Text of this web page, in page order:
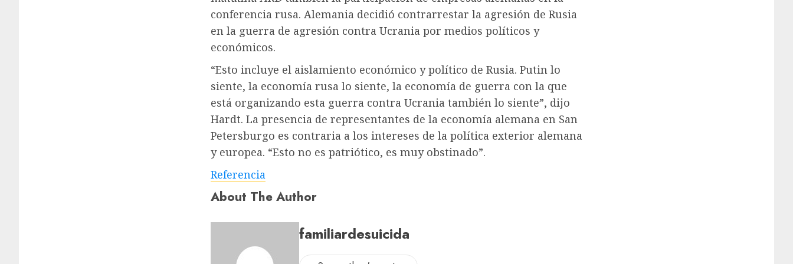
conferencia rusa. Alemania decidió contrarrestar la agresión de Rusia
en la guerra de agresión contra Ucrania por medios políticos y
económicos.
“Esto incluye el aislamiento económico y político de Rusia. Putin lo
siente, la economía rusa lo siente, la economía de guerra con la que
está organizando esta guerra contra Ucrania también lo siente”, dijo
Hardt. La presencia de representantes de la economía alemana en San
Petersburgo es contraria a los intereses de la política exterior alemana
y europea. “Esto no es patriótico, es muy obstinado”.
Referencia
About The Author
familiardesuicida